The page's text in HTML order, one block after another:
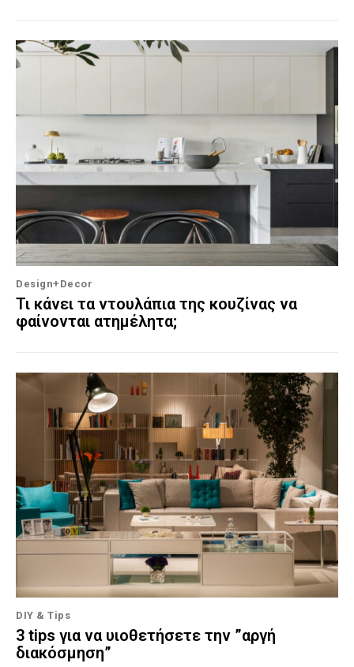
Design+Decor
Τι κάνει τα ντουλάπια της κουζίνας να
φαίνονται ατημέλητα;
DIY & Tips
3 tips για να υιοθετήσετε την ”αργή
διακόσμηση”